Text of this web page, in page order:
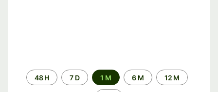
Periodo48 H 7 D 1 M 6 M 12 M